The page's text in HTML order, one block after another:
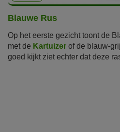
Blauwe Rus
Op het eerste gezicht toont de
met de Kartuizer of de blauw-
goed kijkt ziet echter dat deze